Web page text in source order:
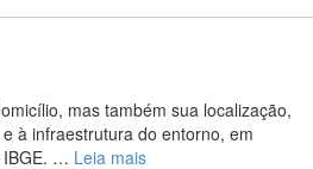
mas também sua localização,
à infraestrutura do entorno, em
IBGE. … Leia mais